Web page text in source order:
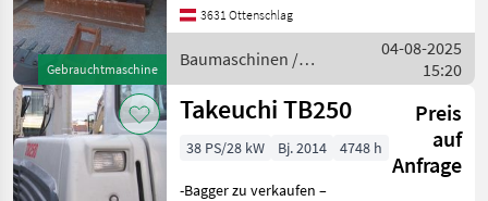
Gebrauchtmaschine
Gerät aus dem Baujahr
2014 verfügt über einen 41
PS starken Motor
3631 Ottenschlag
Baumaschinen /
Takeuchi
04-08-2025
15:20
Takeuchi TB250
Preis
auf
Anfrage
38 PS/28 kW Bj. 2014 4748 h
-Bagger zu verkaufen –